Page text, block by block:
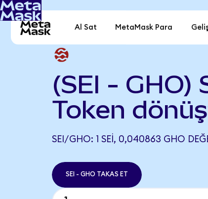
Al Sat MetaMask Para
(SEI - GHO)
Token
SEI/GHO: 1 SEI, 0,040863 GHO
SEI - GHO TAKAS ET